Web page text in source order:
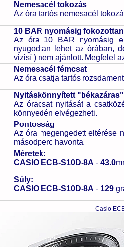
Nemesacél tokozás
Az óra tartós nemesacél
10 BAR nyomásig
Az óra 10 BAR nyomásig
nyugodtan lehet az órában,
vizisí ) nem ajánlott. Megfelel
Nemesacél fémcsat
Az óra csatja tartós
Nyitáskönnyített
Az óracsat nyitását a
könnyedén elvégezheti.
Pontosság
Az óra megengedett eltérése
másodperc havonta.
Méretek:
CASIO ECB-S10D-8A - 43.0
Súly:
CASIO ECB-S10D-8A - 129
Casio